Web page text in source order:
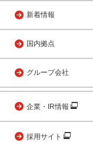
新着情報
国内拠点
グループ会社
企業・IR情報
採用サイト